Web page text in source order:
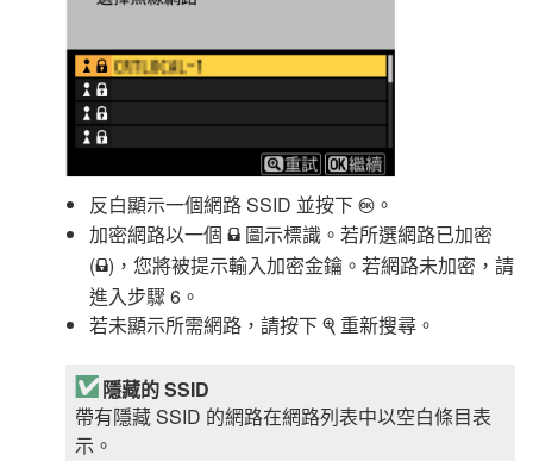
反白顯示一個網路 SSID 並按下 J 。
加密網路以一個 h 圖示標識。若所選網路已加密
(h)，您將被提示輸入加密金鑰。若網路未加密，請
進入步驟 6。
若未顯示所需網路，請按下 X 重新搜尋。
隱藏的 SSID
帶有隱藏 SSID 的網路在網路列表中以空白條目表
示。